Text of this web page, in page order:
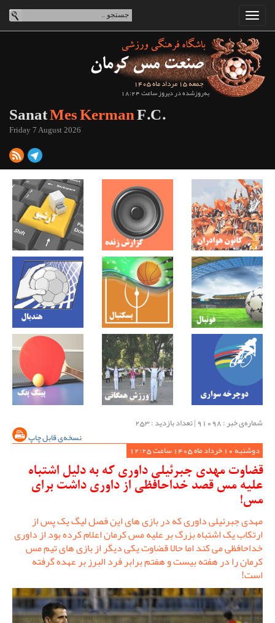
جمعه 15 مرداد ماه 1405
به‌روزشده در دیروز ساعت 18:24
SanatMes KermanF.C.
Friday 7 August 2026
شماره‌ی خبر : ‌91098 | تعداد بازدید : 253
نسخه‌ی قابل چاپ
دوشنبه 10 خرداد ماه 1405 ساعت 12:25
قضاوت مهدی جبرئیلی داوری که به دلیل اشتباه
علیه مس قصد خداحافظی از داوری داشت برای
مس!
مهدی جبرئیلی داوری که در بازی های این فصل لیگ یک پس از
ارتکاب یک اشتباه بزرگ بر علیه مس کرمان اعلام کرده بود از داوری
خداحافظی می کند اما حالا قضاوت یکی دیگر از بازی های تیم مس
کرمان را در هفته بیست و هفتم برابر فرد البرز بر عهده گرفته
است!